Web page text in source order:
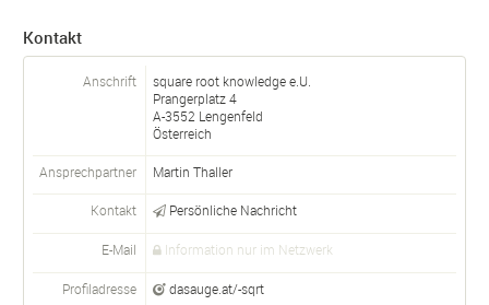
Kontakt
Anschrift
square root knowledge e.U.
Prangerplatz 4
A-3552 Lengenfeld
Österreich
Ansprechpartner Martin Thaller
Kontakt Persönliche Nachricht
E-Mail Information nur im Netzwerk
Profiladresse dasauge.at/-sqrt